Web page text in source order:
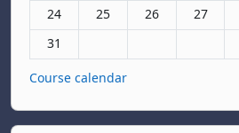
Няма събития, понеделник, 24
24 Няма събития, вторник,
25 Няма събития,
26 Няма
27
Няма събития, понеделник, 31
31
Course calendar